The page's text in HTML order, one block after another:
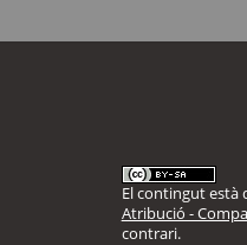
El contingut està
Atribució -
contrari.